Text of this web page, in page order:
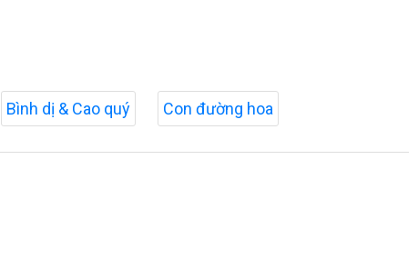
Bình dị & Cao quý Con đường hoa